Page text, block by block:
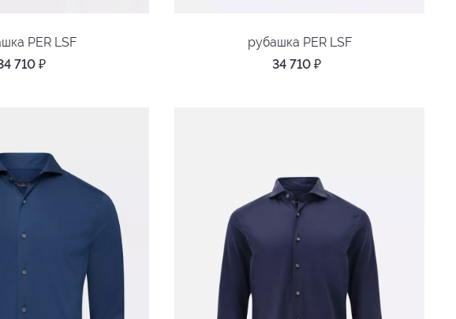
PER LSF
710 ₽
рубашка PER LSF
34 710 ₽